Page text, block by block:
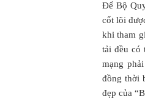
Để Bộ
cốt lõi
khi tham
tải đều có
mạng
đồng thời
đẹp của